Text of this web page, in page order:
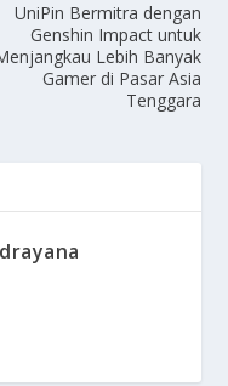
UniPin Bermitra dengan
Genshin Impact untuk
Lebih Banyak
Gamer di Pasar Asia
Tenggara